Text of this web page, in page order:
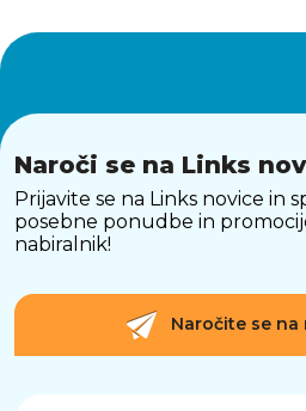
Naroči se na Links
Prijavite se na Links novice in
posebne ponudbe in
nabiralnik!
Naročite se na